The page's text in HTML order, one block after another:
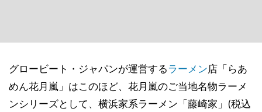
グロービート・ジャパンが運営するラーメン店「らあ
めん花月嵐」はこのほど、花月嵐のご当地名物ラーメ
ンシリーズとして、横浜家系ラーメン「藤崎家」(税込